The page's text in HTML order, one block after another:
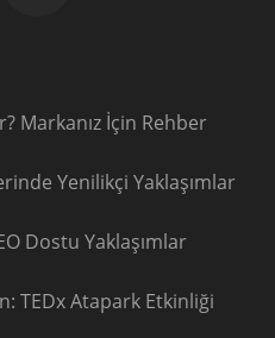
Markanız İçin Rehber
Yenilikçi Yaklaşımlar
Dostu Yaklaşımlar
TEDx Atapark Etkinliği